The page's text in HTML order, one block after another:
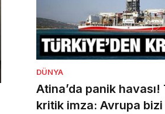
DÜNYA
Atina’da panik havası!
kritik imza: Avrupa bizi